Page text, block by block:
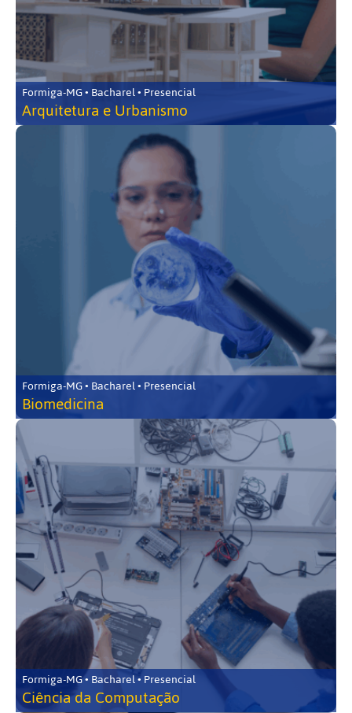
Formiga-MG • Bacharel • Presencial
Arquitetura e Urbanismo
Formiga-MG • Bacharel • Presencial
Biomedicina
Formiga-MG • Bacharel • Presencial
Ciência da Computação